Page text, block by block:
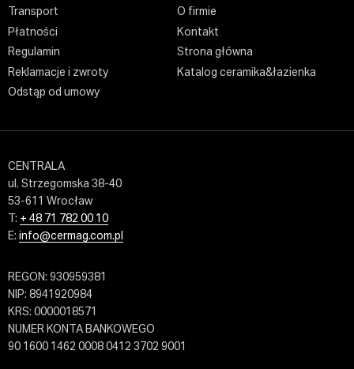
Transport
Płatności
Regulamin
Reklamacje i zwroty
Odstąp od umowy
O firmie
Kontakt
Strona główna
Katalog ceramika&łazienka
CENTRALA
ul. Strzegomska 38-40
53-611 Wrocław
T: + 48 71 782 00 10
E: info@cermag.com.pl
REGON: 930959381
NIP: 8941920984
KRS: 0000018571
NUMER KONTA BANKOWEGO
90 1600 1462 0008 0412 3702 9001